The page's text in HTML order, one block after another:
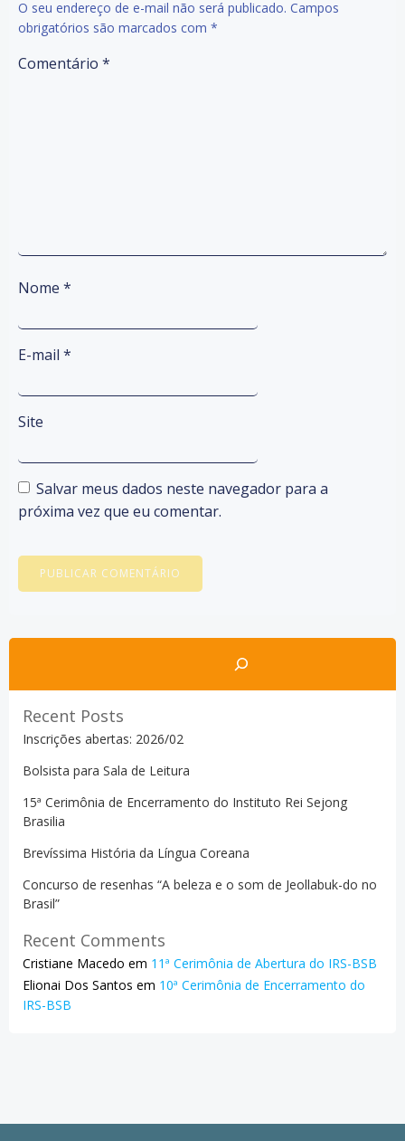
O seu endereço de e-mail não será publicado. Campos
obrigatórios são marcados com *
Comentário *
Nome *
E-mail *
Site
Salvar meus dados neste navegador para a
próxima vez que eu comentar.
Pesquisar
Recent Posts
Inscrições abertas: 2026/02
Bolsista para Sala de Leitura
15ª Cerimônia de Encerramento do Instituto Rei Sejong
Brasilia
Brevíssima História da Língua Coreana
Concurso de resenhas “A beleza e o som de Jeollabuk-do no
Brasil”
Recent Comments
Cristiane Macedo em 11ª Cerimônia de Abertura do IRS-BSB
Elionai Dos Santos em 10ª Cerimônia de Encerramento do
IRS-BSB